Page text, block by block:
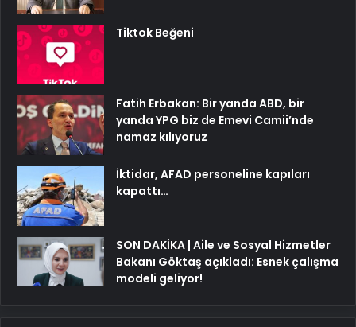
Tiktok Beğeni
Fatih Erbakan: Bir yanda ABD, bir
yanda YPG biz de Emevi Camii’nde
namaz kılıyoruz
İktidar, AFAD personeline kapıları
kapattı…
SON DAKİKA | Aile ve Sosyal Hizmetler
Bakanı Göktaş açıkladı: Esnek çalışma
modeli geliyor!